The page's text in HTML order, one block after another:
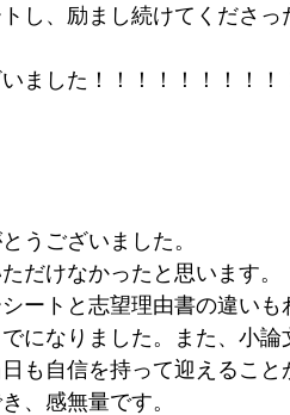
し、励まし続けてくださっ
ました！！！！！！！！！
うございました。
だけなかったと思います。
ートと志望理由書の違い
になりました。また、小
も自信を持って迎えること
、感無量です。